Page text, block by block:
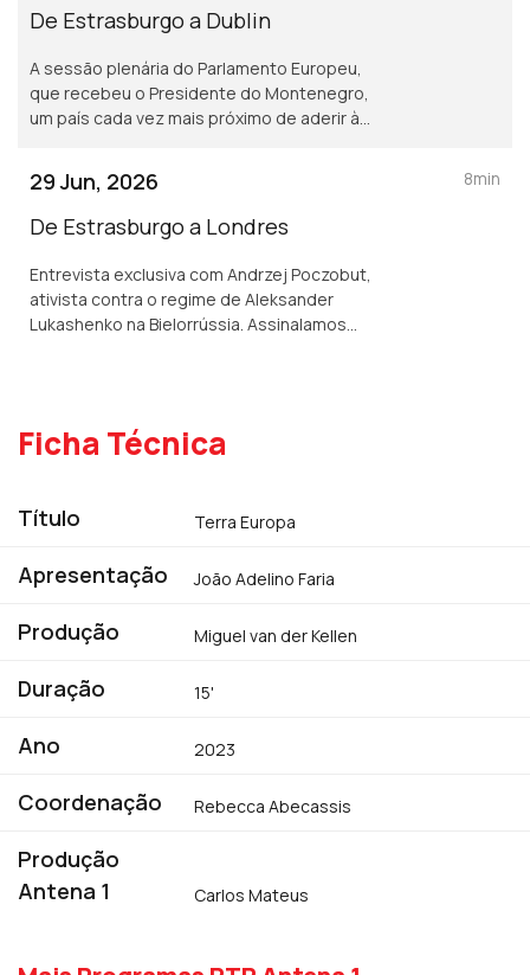
De Estrasburgo a Dublin
A sessão plenária do Parlamento Europeu,
que recebeu o Presidente do Montenegro,
um país cada vez mais próximo de aderir à
Lisboa.
29 Jun, 2026
De Estrasburgo a Londres
Entrevista exclusiva com Andrzej Poczobut,
ativista contra o regime de Aleksander
Lukashenko na Bielorrússia. Assinalamos
8min
Ficha Técnica
Título Terra Europa
Apresentação João Adelino Faria
Produção Miguel van der Kellen
Duração 15'
Ano 2023
Coordenação Rebecca Abecassis
Produção
Antena 1
Carlos Mateus